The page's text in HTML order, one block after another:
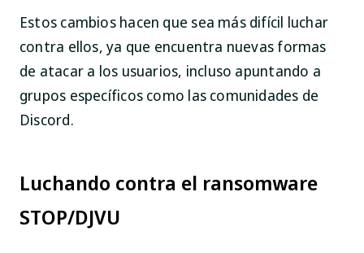
Estos cambios hacen que sea más difícil luchar
contra ellos, ya que encuentra nuevas formas
de atacar a los usuarios, incluso apuntando a
grupos específicos como las comunidades de
Discord.
Luchando contra el ransomware
STOP/DJVU